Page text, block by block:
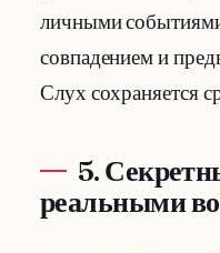
личными
совпадением и
Слух сохраняется
5.
реальными